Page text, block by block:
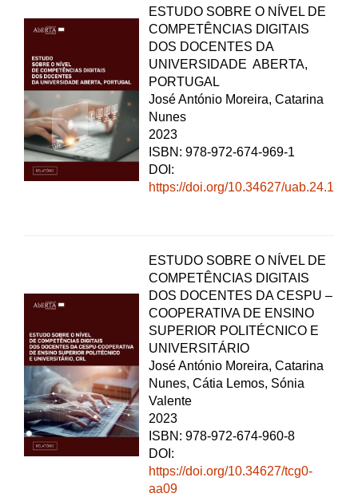
ESTUDO SOBRE O NÍVEL DE
COMPETÊNCIAS DIGITAIS
DOS DOCENTES DA
UNIVERSIDADE ABERTA,
PORTUGAL
José António Moreira, Catarina
Nunes
2023
ISBN: 978-972-674-969-1
DOI:
https://doi.org/10.34627/uab.24.1
ESTUDO SOBRE O NÍVEL DE
COMPETÊNCIAS DIGITAIS
DOS DOCENTES DA CESPU –
COOPERATIVA DE ENSINO
SUPERIOR POLITÉCNICO E
UNIVERSITÁRIO
José António Moreira, Catarina
Nunes, Cátia Lemos, Sónia
Valente
2023
ISBN: 978-972-674-960-8
DOI:
https://doi.org/10.34627/tcg0-
aa09